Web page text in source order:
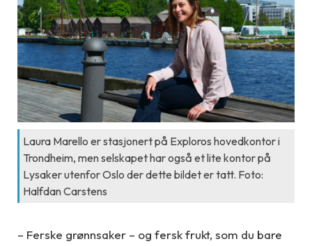
Laura Marello er stasjonert på Exploros hovedkontor i
Trondheim, men selskapet har også et lite kontor på
Lysaker utenfor Oslo der dette bildet er tatt. Foto:
Halfdan Carstens
– Ferske grønnsaker – og fersk frukt, som du bare